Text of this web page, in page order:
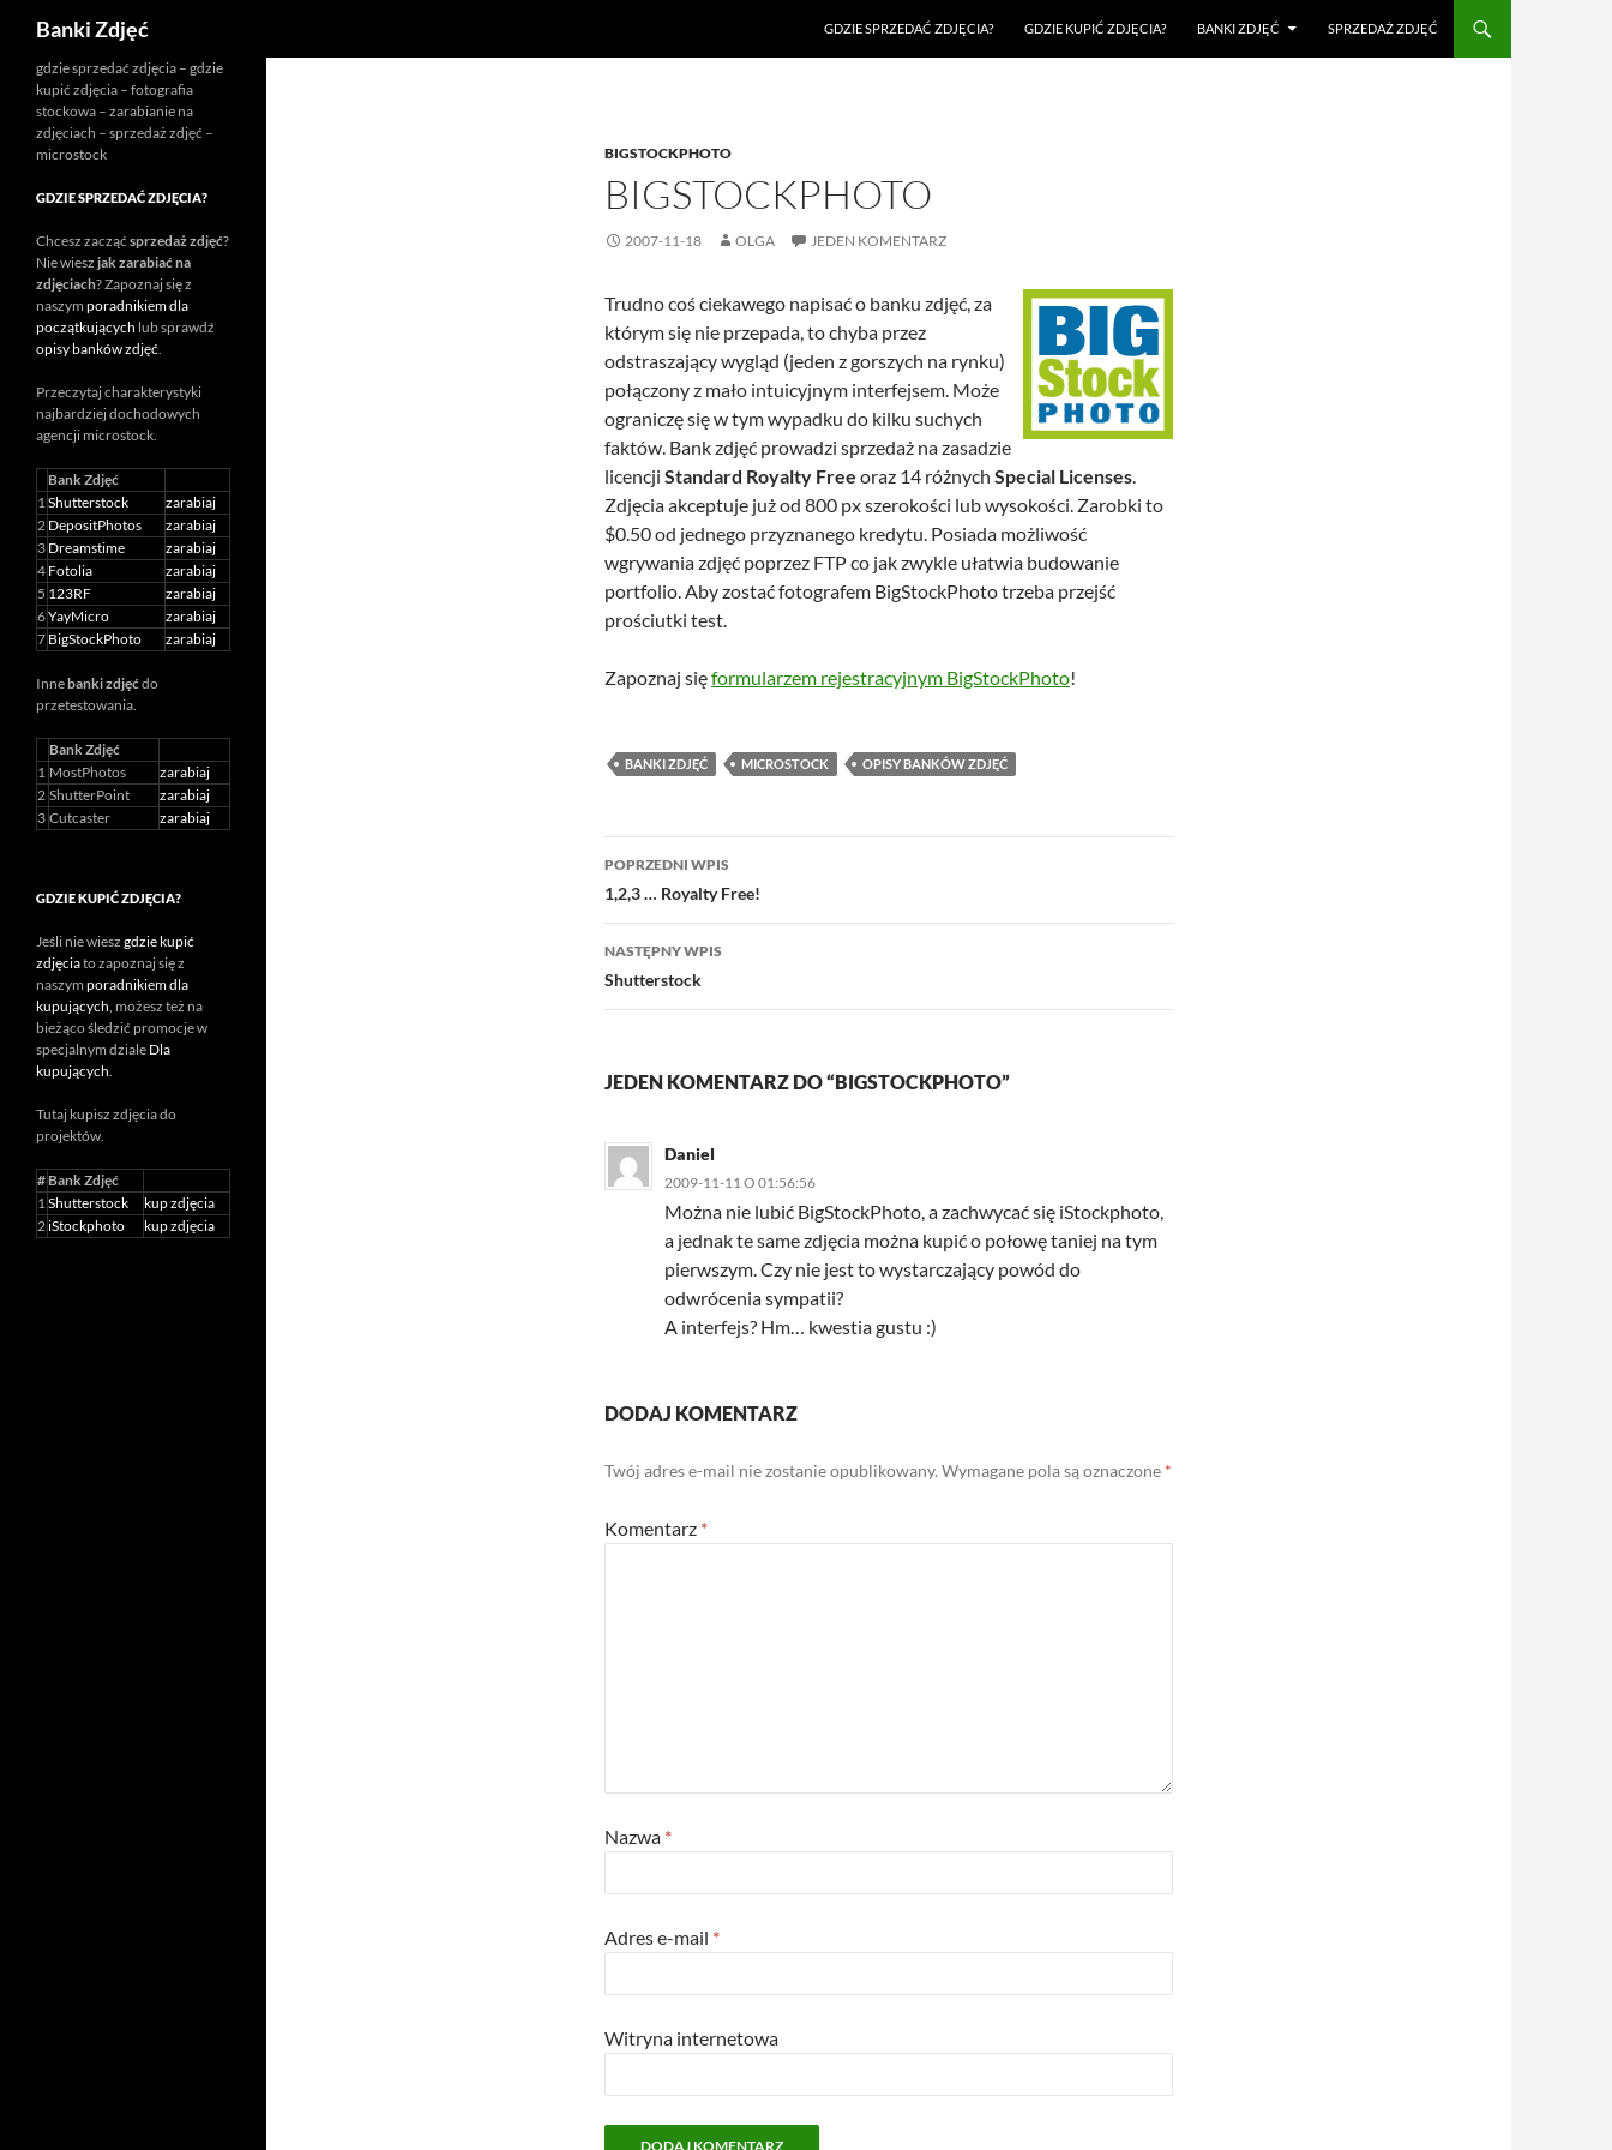
Przejdź
treści
Banki Zdjęć GDZIE SPRZEDAĆ ZDJĘCIA? GDZIE KUPIĆ ZDJĘCIA? BANKI ZDJĘĆ SPRZEDAŻ ZDJĘĆ
BIGSTOCKPHOTO
BIGSTOCKPHOTO
2007-11-18 OLGA JEDEN KOMENTARZ
Trudno coś ciekawego napisać o banku zdjęć, za
którym się nie przepada, to chyba przez
odstraszający wygląd (jeden z gorszych na rynku)
połączony z mało intuicyjnym interfejsem. Może
ograniczę się w tym wypadku do kilku suchych
faktów. Bank zdjęć prowadzi sprzedaż na zasadzie
licencji Standard Royalty Free oraz 14 różnych Special Licenses.
Zdjęcia akceptuje już od 800 px szerokości lub wysokości. Zarobki to
$0.50 od jednego przyznanego kredytu. Posiada możliwość
wgrywania zdjęć poprzez FTP co jak zwykle ułatwia budowanie
portfolio. Aby zostać fotografem BigStockPhoto trzeba przejść
prościutki test.
Zapoznaj sięformularzem rejestracyjnym BigStockPhoto!
BANKI ZDJĘĆ MICROSTOCK OPISY BANKÓW ZDJĘĆ
Nawigacja
wpisu
POPRZEDNI WPIS
1,2,3 … Royalty Free!
NASTĘPNY WPIS
Shutterstock
JEDEN KOMENTARZ DO “BIGSTOCKPHOTO”
Daniel
2009-11-11 O 01:56:56
Można nie lubić BigStockPhoto, a zachwycać się iStockphoto,
a jednak te same zdjęcia można kupić o połowę taniej na tym
pierwszym. Czy nie jest to wystarczający powód do
odwrócenia sympatii?
A interfejs? Hm… kwestia gustu :)
DODAJ KOMENTARZ
Twój adres e-mail nie zostanie opublikowany. Wymagane pola są oznaczone *
Komentarz *
Nazwa *
Adres e-mail *
Witryna internetowa
gdzie sprzedać zdjęcia – gdzie
kupić zdjęcia – fotografia
stockowa – zarabianie na
zdjęciach – sprzedaż zdjęć –
microstock
GDZIE SPRZEDAĆ ZDJĘCIA?
Chcesz zacząć sprzedaż zdjęć?
Nie wiesz jak zarabiać na
zdjęciach? Zapoznaj się z
naszym poradnikiem dla
początkujących lub sprawdź
opisy banków zdjęć.
Przeczytaj charakterystyki
najbardziej dochodowych
agencji microstock.
Bank Zdjęć
1Shutterstock
zarabiaj
2 DepositPhotos
zarabiaj
3 Dreamstime
zarabiaj
4 Fotolia
zarabiaj
5 123RF
zarabiaj
6YayMicro
zarabiaj
7 BigStockPhoto zarabiaj
Innebanki zdjęćdo
przetestowania.
Bank Zdjęć
1 MostPhotos
zarabiaj
2 ShutterPoint
zarabiaj
3 Cutcaster zarabiaj
GDZIE KUPIĆ ZDJĘCIA?
Jeśli nie wiesz gdzie kupić
zdjęciato zapoznaj się z
naszym poradnikiem dla
kupujących, możesz też na
bieżąco śledzić promocje w
specjalnym dziale Dla
kupujących.
Tutaj kupisz zdjęcia do
projektów.
# Bank Zdjęć
1Shutterstock
kup zdjęcia
2iStockphoto kup zdjęcia